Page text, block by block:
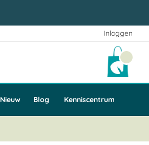
Inloggen
Nieuw Blog Kenniscentrum